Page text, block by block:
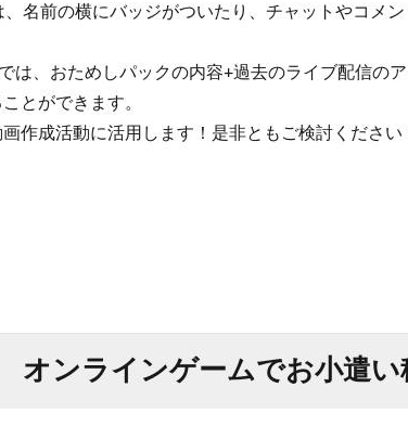
名前の横にバッジがついたり、チャットやコメ
は、おためしパックの内容+過去のライブ配信の
とができます。
作成活動に活用します！是非ともご検討ください
オンラインゲームでお小遣い